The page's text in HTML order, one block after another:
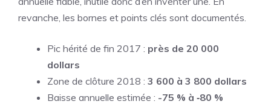
revanche, les bornes et points clés sont documentés.
Pic hérité de fin 2017 : près de 20 000
dollars
Zone de clôture 2018 : 3 600 à 3 800 dollars
Baisse annuelle estimée : -75 % à ‑80 %